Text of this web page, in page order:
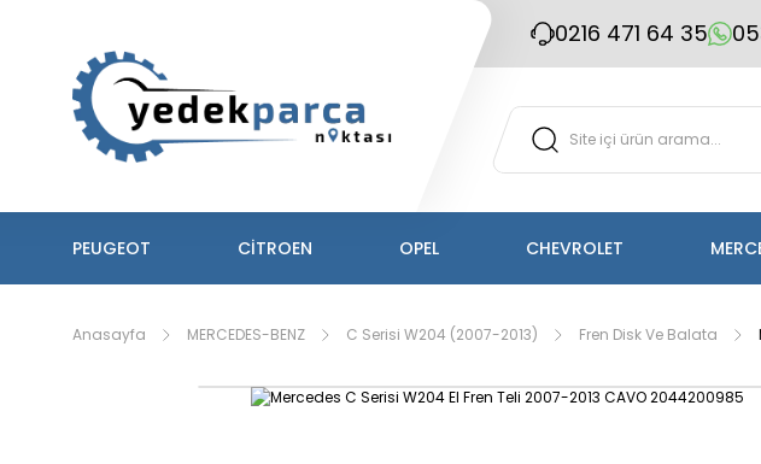
0216 471 64 35
PEUGEOT CİTROEN OPEL CHEVROLET
Anasayfa MERCEDES-BENZ C Serisi W204 (2007-2013) Fren Disk Ve Balata